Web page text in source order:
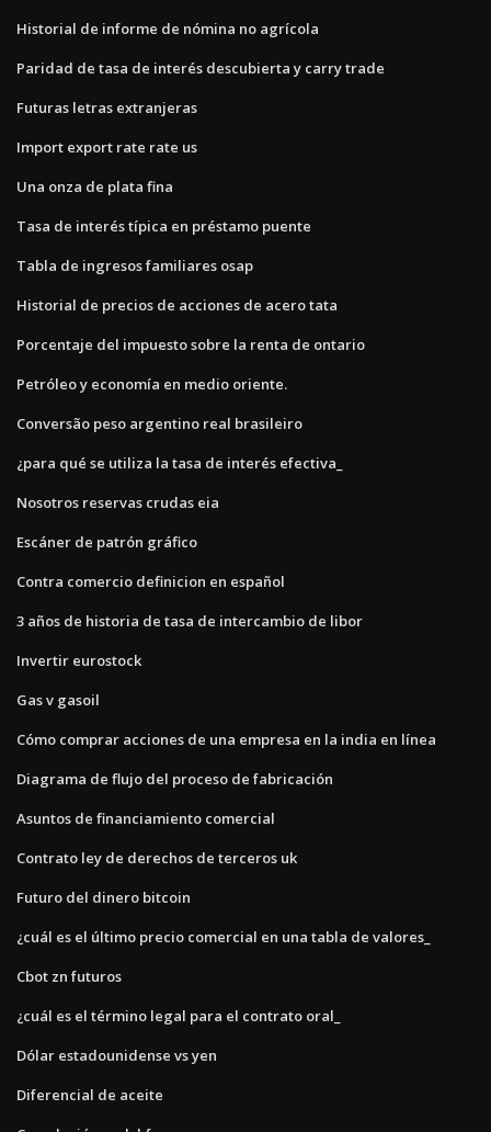
Historial de informe de nómina no agrícola
Paridad de tasa de interés descubierta y carry trade
Futuras letras extranjeras
Import export rate rate us
Una onza de plata fina
Tasa de interés típica en préstamo puente
Tabla de ingresos familiares osap
Historial de precios de acciones de acero tata
Porcentaje del impuesto sobre la renta de ontario
Petróleo y economía en medio oriente.
Conversão peso argentino real brasileiro
¿para qué se utiliza la tasa de interés efectiva_
Nosotros reservas crudas eia
Escáner de patrón gráfico
Contra comercio definicion en español
3 años de historia de tasa de intercambio de libor
Invertir eurostock
Gas v gasoil
Cómo comprar acciones de una empresa en la india en línea
Diagrama de flujo del proceso de fabricación
Asuntos de financiamiento comercial
Contrato ley de derechos de terceros uk
Futuro del dinero bitcoin
¿cuál es el último precio comercial en una tabla de valores_
Cbot zn futuros
¿cuál es el término legal para el contrato oral_
Dólar estadounidense vs yen
Diferencial de aceite